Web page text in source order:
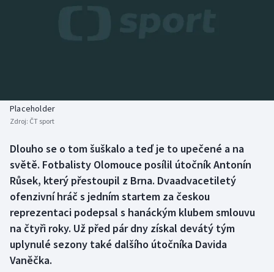
Biatlon
Box
Curling
Dostihy
Florbal
Aplikace ČT sport
Placeholder
Zdroj: ČT sport
Dlouho se o tom šuškalo a teď je to upečené a na
světě. Fotbalisty Olomouce posílil útočník Antonín
Růsek, který přestoupil z Brna. Dvaadvacetiletý
ofenzivní hráč s jedním startem za českou
reprezentaci podepsal s hanáckým klubem smlouvu
na čtyři roky. Už před pár dny získal devátý tým
uplynulé sezony také dalšího útočníka Davida
Vaněčka.